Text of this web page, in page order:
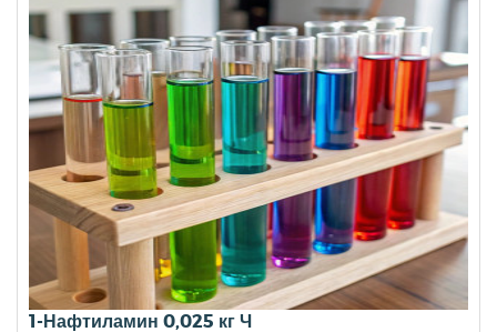
1-Нафтиламин 0,025 кг Ч